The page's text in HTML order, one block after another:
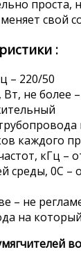
проста,
свой
:
– 220/50
не более
каждого
кГц –
среды, 0С –
– не
на